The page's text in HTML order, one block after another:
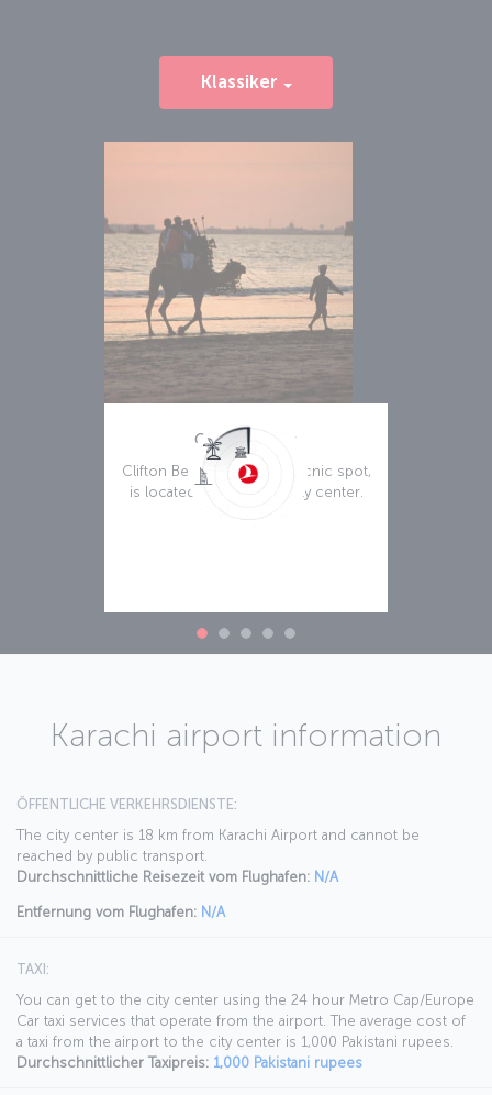
Klassiker
Clifton Beach
Clifton Beach, a fantastic picnic spot,
is located close to the city center.
Karachi airport information
ÖFFENTLICHE VERKEHRSDIENSTE:
The city center is 18 km from Karachi Airport and cannot be
reached by public transport.
Durchschnittliche Reisezeit vom Flughafen: N/A
Entfernung vom Flughafen: N/A
TAXI:
You can get to the city center using the 24 hour Metro Cap/Europe
Car taxi services that operate from the airport. The average cost of
a taxi from the airport to the city center is 1,000 Pakistani rupees.
Durchschnittlicher Taxipreis: 1,000 Pakistani rupees